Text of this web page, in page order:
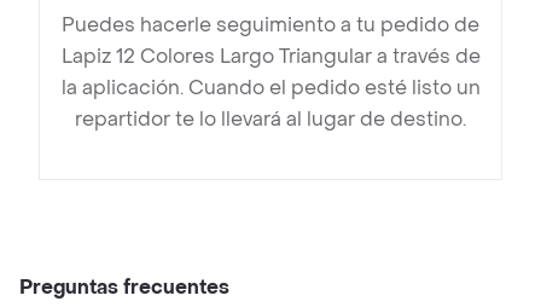
Puedes hacerle seguimiento a tu pedido de
Lapiz 12 Colores Largo Triangular a través de
la aplicación. Cuando el pedido esté listo un
repartidor te lo llevará al lugar de destino.
Preguntas frecuentes